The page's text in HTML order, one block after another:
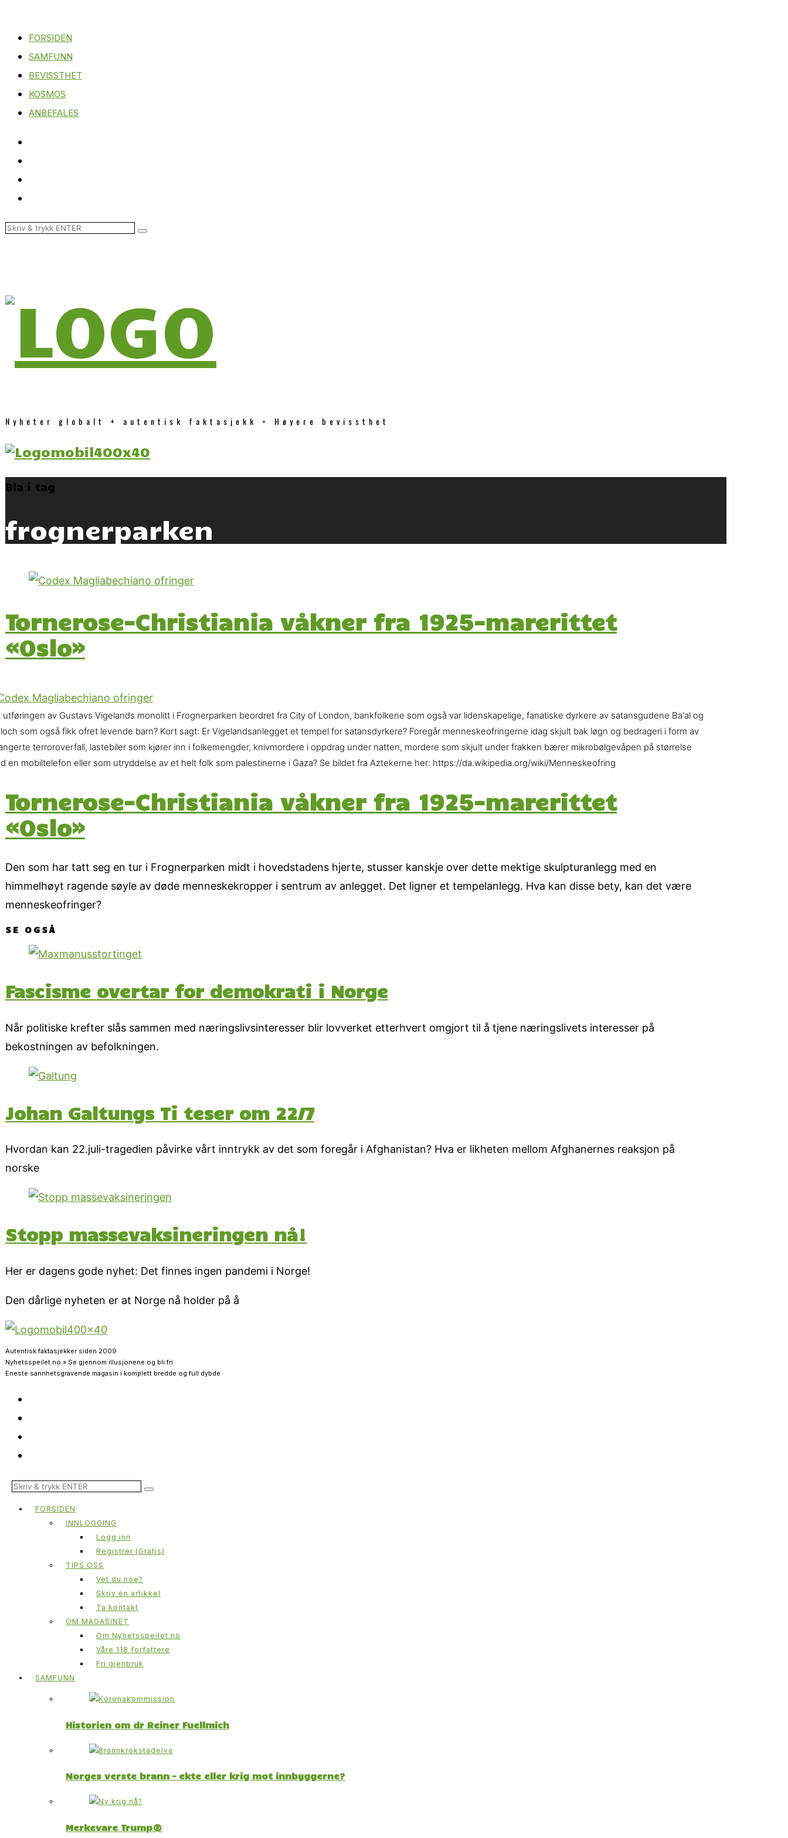
FORSIDEN
SAMFUNN
BEVISSTHET
KOSMOS
ANBEFALES
Nyheter globalt + autentisk faktasjekk = Høyere bevissthet
Bla i tag
frognerparken
Tornerose-Christiania våkner fra 1925-marerittet
«Oslo»
utføringen av Gustavs Vigelands monolitt i Frognerparken beordret fra City of London, bankfolkene som også var lidenskapelige, fanatiske dyrkere av satansgudene Ba'al og
som også fikk ofret levende barn? Kort sagt: Er Vigelandsanlegget et tempel for satansdyrkere? Foregår menneskeofringerne idag skjult bak løgn og bedrageri i form av
terroroverfall, lastebiler som kjører inn i folkemengder, knivmordere i oppdrag under natten, mordere som skjult under frakken bærer mikrobølgevåpen på størrelse
en mobiltelefon eller som utryddelse av et helt folk som palestinerne i Gaza? Se bildet fra Aztekerne her: https://da.wikipedia.org/wiki/Menneskeofring
Tornerose-Christiania våkner fra 1925-marerittet
«Oslo»
Den som har tatt seg en tur i Frognerparken midt i hovedstadens hjerte, stusser kanskje over dette mektige skulpturanlegg med en
himmelhøyt ragende søyle av døde menneskekropper i sentrum av anlegget. Det ligner et tempelanlegg. Hva kan disse bety, kan det være
menneskeofringer?
SE OGSÅ
Fascisme overtar for demokrati i Norge
Når politiske krefter slås sammen med næringslivsinteresser blir lovverket etterhvert omgjort til å tjene næringslivets interesser på
bekostningen av befolkningen.
Johan Galtungs Ti teser om 22/7
Hvordan kan 22.juli-tragedien påvirke vårt inntrykk av det som foregår i Afghanistan? Hva er likheten mellom Afghanernes reaksjon på
norske
Stopp massevaksineringen nå!
Her er dagens gode nyhet: Det finnes ingen pandemi i Norge!
Den dårlige nyheten er at Norge nå holder på å
Autentisk faktasjekker siden 2009
Nyhetsspeilet.no » Se gjennom illusjonene og bli fri
Eneste sannhetsgravende magasin i komplett bredde og full dybde
FORSIDEN
INNLOGGING
Logg inn
Registrer (Gratis)
TIPS OSS
Vet du noe?
Skriv en artikkel
Ta kontakt
OM MAGASINET
Om Nyhetsspeilet.no
Våre 118 forfattere
Fri gjenbruk
SAMFUNN
Historien om dr Reiner Fuellmich
Norges verste brann – ekte eller krig mot innbyggerne?
Merkevare Trump®